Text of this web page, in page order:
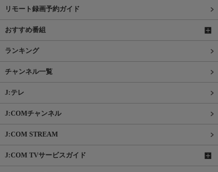
リモート録画予約ガイド
おすすめ番組
ランキング
チャンネル一覧
J:テレ
J:COMチャンネル
J:COM STREAM
J:COM TVサービスガイド